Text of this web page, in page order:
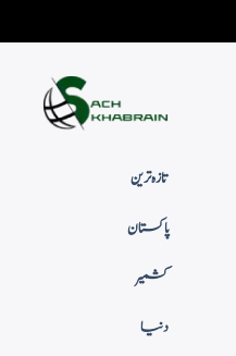
تازہ ترین
پاکستان
کشمیر
دنیا